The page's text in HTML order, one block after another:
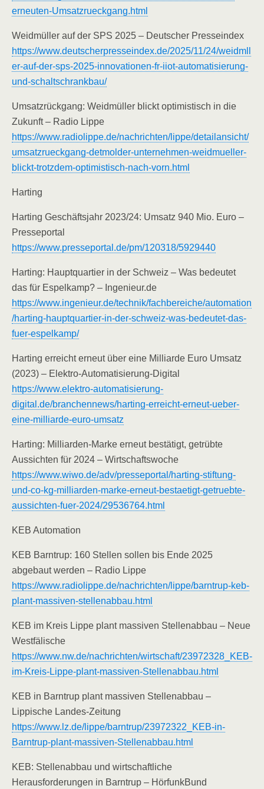
erneuten-Umsatzrueckgang.html
Weidmüller auf der SPS 2025 – Deutscher Presseindex
https://www.deutscherpresseindex.de/2025/11/24/weidmll
er-auf-der-sps-2025-innovationen-fr-iiot-automatisierung-
und-schaltschrankbau/
Umsatzrückgang: Weidmüller blickt optimistisch in die
Zukunft – Radio Lippe
https://www.radiolippe.de/nachrichten/lippe/detailansicht/
umsatzrueckgang-detmolder-unternehmen-weidmueller-
blickt-trotzdem-optimistisch-nach-vorn.html
Harting
Harting Geschäftsjahr 2023/24: Umsatz 940 Mio. Euro –
Presseportal
https://www.presseportal.de/pm/120318/5929440
Harting: Hauptquartier in der Schweiz – Was bedeutet
das für Espelkamp? – Ingenieur.de
https://www.ingenieur.de/technik/fachbereiche/automation
/harting-hauptquartier-in-der-schweiz-was-bedeutet-das-
fuer-espelkamp/
Harting erreicht erneut über eine Milliarde Euro Umsatz
(2023) – Elektro-Automatisierung-Digital
https://www.elektro-automatisierung-
digital.de/branchennews/harting-erreicht-erneut-ueber-
eine-milliarde-euro-umsatz
Harting: Milliarden-Marke erneut bestätigt, getrübte
Aussichten für 2024 – Wirtschaftswoche
https://www.wiwo.de/adv/presseportal/harting-stiftung-
und-co-kg-milliarden-marke-erneut-bestaetigt-getruebte-
aussichten-fuer-2024/29536764.html
KEB Automation
KEB Barntrup: 160 Stellen sollen bis Ende 2025
abgebaut werden – Radio Lippe
https://www.radiolippe.de/nachrichten/lippe/barntrup-keb-
plant-massiven-stellenabbau.html
KEB im Kreis Lippe plant massiven Stellenabbau – Neue
Westfälische
https://www.nw.de/nachrichten/wirtschaft/23972328_KEB-
im-Kreis-Lippe-plant-massiven-Stellenabbau.html
KEB in Barntrup plant massiven Stellenabbau –
Lippische Landes-Zeitung
https://www.lz.de/lippe/barntrup/23972322_KEB-in-
Barntrup-plant-massiven-Stellenabbau.html
KEB: Stellenabbau und wirtschaftliche
Herausforderungen in Barntrup – HörfunkBund